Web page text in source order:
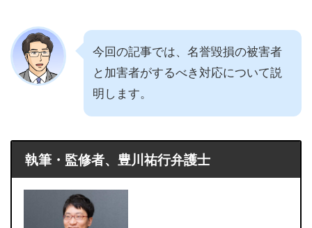
今回の記事では、名誉毀損の被害者
と加害者がするべき対応について説
明します。
執筆・監修者、豊川祐行弁護士